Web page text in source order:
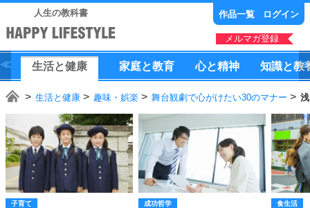
人生の教科書 作品一覧 ログイン
メルマガ登録
生活と健康 家庭と教育 心と精神 知識と教
生活と健康 趣味・娯楽 舞台観劇で心がけたい30のマナー
子育て 成功哲学 食生活